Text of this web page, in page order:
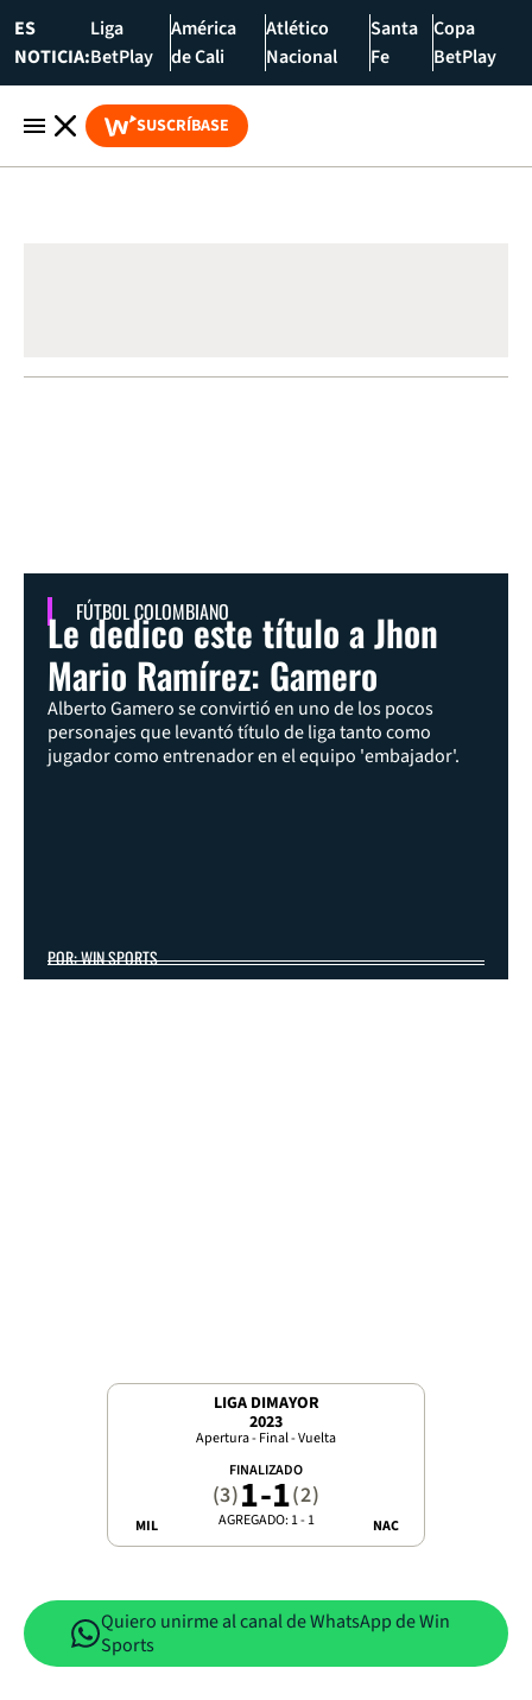
ES
NOTICIA:
Liga
BetPlay
América
de Cali
Atlético
Nacional
Santa
Fe
Copa
BetPlay
SUSCRÍBASE
FÚTBOL COLOMBIANO
Le dedico este título a Jhon
Mario Ramírez: Gamero
Alberto Gamero se convirtió en uno de los pocos
personajes que levantó título de liga tanto como
jugador como entrenador en el equipo 'embajador'.
POR: WIN SPORTS
LIGA DIMAYOR
2023
Apertura - Final - Vuelta
MIL
FINALIZADO
(3)1-1(2)
AGREGADO: 1 - 1 NAC
Quiero unirme al canal de WhatsApp de Win
Sports